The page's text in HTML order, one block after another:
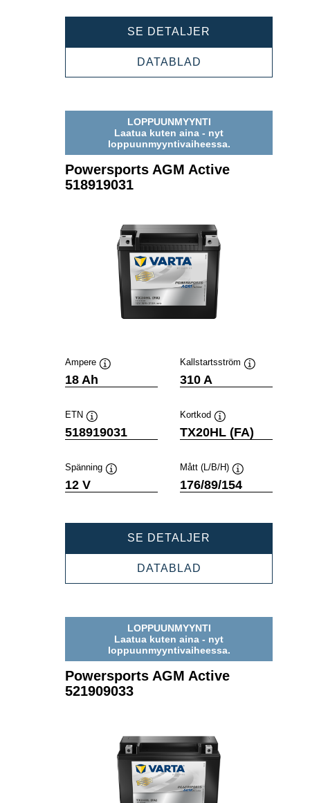
SE DETALJER
DATABLAD
LOPPUUNMYYNTI
Laatua kuten aina - nyt
loppuunmyyntivaiheessa.
Powersports AGM Active
518919031
Ampere
18 Ah
Kallstartsström
310 A
ETN
Verktygstips
518919031
Kortkod
Verktygstips
TX20HL (FA)
Spänning
12 V
Mått (L/B/H)
Verktygstips
176/89/154
SE DETALJER
DATABLAD
LOPPUUNMYYNTI
Laatua kuten aina - nyt
loppuunmyyntivaiheessa.
Powersports AGM Active
521909033